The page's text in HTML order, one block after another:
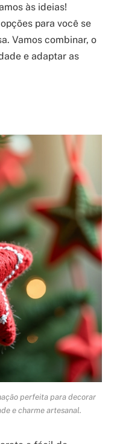
às ideias!
para você se
Vamos combinar, o
e adaptar as
perfeita para decorar
e charme artesanal.